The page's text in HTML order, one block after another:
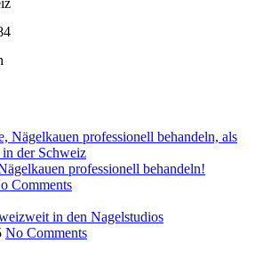
professionell behandeln!
Comments
in den Nagelstudios
No Comments